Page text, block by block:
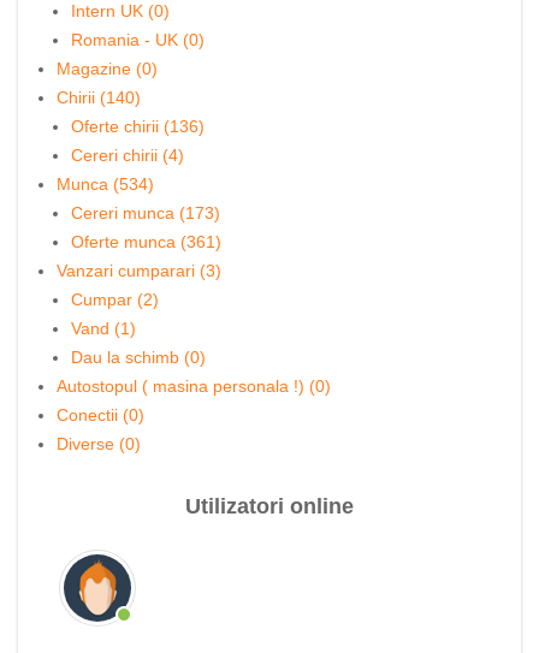
Intern UK (0)
Romania - UK (0)
Magazine (0)
Chirii (140)
Oferte chirii (136)
Cereri chirii (4)
Munca (534)
Cereri munca (173)
Oferte munca (361)
Vanzari cumparari (3)
Cumpar (2)
Vand (1)
Dau la schimb (0)
Autostopul ( masina personala !) (0)
Conectii (0)
Diverse (0)
Utilizatori online